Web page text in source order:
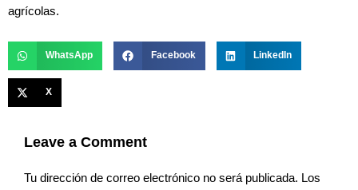
agrícolas.
WhatsApp Facebook LinkedIn
X
Leave a Comment
Tu dirección de correo electrónico no será publicada. Los